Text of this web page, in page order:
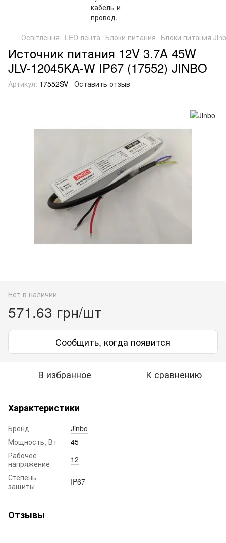
Освітлення LED лента Блоки питания Блоки питания
Источник питания 12V 3.7A 45W
JLV-12045KA-W IP67 (17552) JINBO
Артикул: 17552SV Оставить отзыв
Нет в наличии
571.63 грн/шт
Сообщить, когда появится
В избранное К сравнению
Характеристики
Бренд
Jinbo
Мощность, Вт
45
Рабочее
напряжение
12
Степень
защиты
IP67
Отзывы